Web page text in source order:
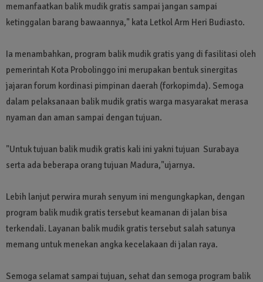
memanfaatkan balik mudik gratis sampai jangan sampai
ketinggalan barang bawaannya," kata Letkol Arm Heri Budiasto.
Ia menambahkan, program balik mudik gratis yang di fasilitasi oleh
pemerintah Kota Probolinggo ini merupakan bentuk sinergitas
jajaran forum kordinasi pimpinan daerah (forkopimda). Semoga
dalam pelaksanaan balik mudik gratis warga masyarakat merasa
nyaman dan aman sampai dengan tujuan.
"Untuk tujuan balik mudik gratis kali ini yakni tujuan Surabaya
serta ada beberapa orang tujuan Madura,"ujarnya.
Lebih lanjut perwira murah senyum ini mengungkapkan, dengan
program balik mudik gratis tersebut keamanan di jalan bisa
terkendali. Layanan balik mudik gratis tersebut salah satunya
memang untuk menekan angka kecelakaan di jalan raya.
Semoga selamat sampai tujuan, sehat dan semoga program balik